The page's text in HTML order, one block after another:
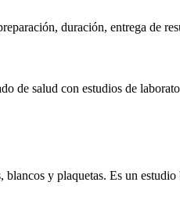
duración, entrega de
de salud con estudios de
y plaquetas. Es un